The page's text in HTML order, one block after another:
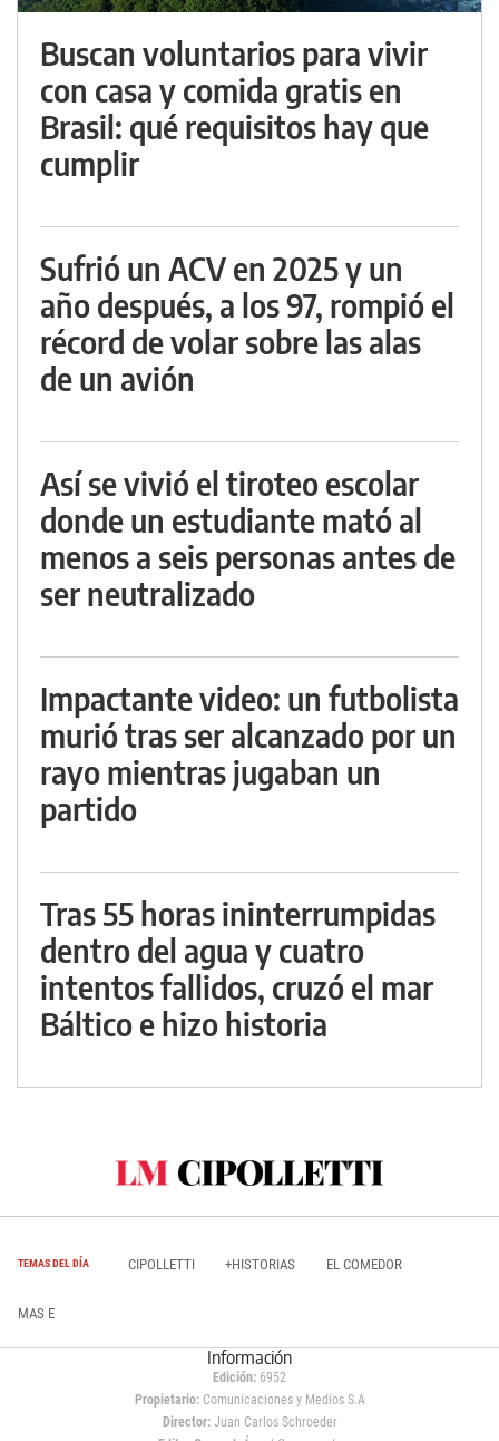
Buscan voluntarios para vivir
con casa y comida gratis en
Brasil: qué requisitos hay que
cumplir
Sufrió un ACV en 2025 y un
año después, a los 97, rompió el
récord de volar sobre las alas
de un avión
Así se vivió el tiroteo escolar
donde un estudiante mató al
menos a seis personas antes de
ser neutralizado
Impactante video: un futbolista
murió tras ser alcanzado por un
rayo mientras jugaban un
partido
Tras 55 horas ininterrumpidas
dentro del agua y cuatro
intentos fallidos, cruzó el mar
Báltico e hizo historia
TEMAS DEL DÍA CIPOLLETTI +HISTORIAS EL COMEDOR
MAS E
Información
Edición: 6952
Propietario:Comunicaciones y Medios S.A
Director: Juan Carlos Schroeder